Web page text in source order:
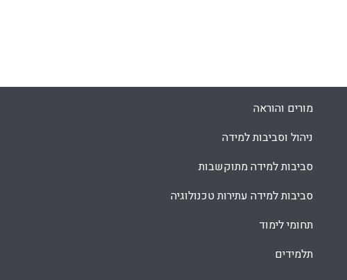
מורים והוראה
ניהול וסביבות למידה
סביבות למידה מתוקשבות
סביבות למידה עתירות טכנולוגיה
תחומי לימוד
תלמידים